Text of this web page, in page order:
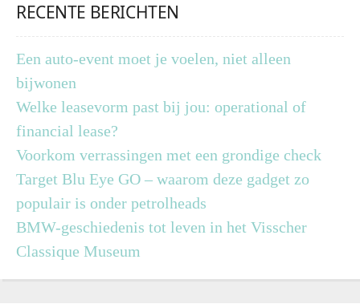
RECENTE BERICHTEN
Een auto-event moet je voelen, niet alleen
bijwonen
Welke leasevorm past bij jou: operational of
financial lease?
Voorkom verrassingen met een grondige check
Target Blu Eye GO – waarom deze gadget zo
populair is onder petrolheads
BMW-geschiedenis tot leven in het Visscher
Classique Museum